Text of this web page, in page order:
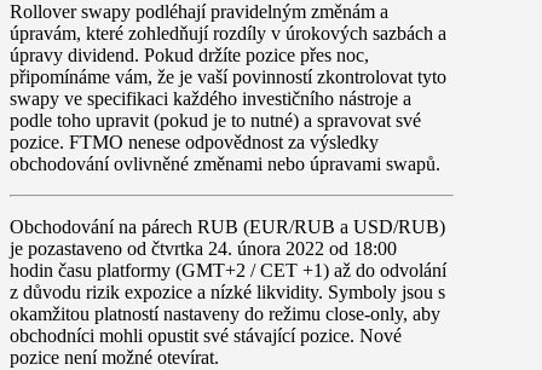
Rolloverswapy podléhají pravidelným změnám a
úpravám, které zohledňují rozdíly v úrokových sazbách a
úpravy dividend. Pokud držíte pozice přes noc,
připomínáme vám, že je vaší povinností zkontrolovat tyto
swapy ve specifikaci každého investičního nástroje a
podle toho upravit (pokud je to nutné) a spravovat své
pozice. FTMO nenese odpovědnost za výsledky
obchodování ovlivněné změnami nebo úpravami swapů.
Obchodování na párech RUB (EUR/RUB a USD/RUB)
je pozastaveno od čtvrtka 24. února 2022 od 18:00
hodin času platformy (GMT+2 / CET +1) až do odvolání
z důvodu rizik expozice a nízké likvidity. Symboly jsou s
okamžitou platností nastaveny do režimu close-only, aby
obchodníci mohli opustit své stávající pozice. Nové
pozice není možné otevírat.